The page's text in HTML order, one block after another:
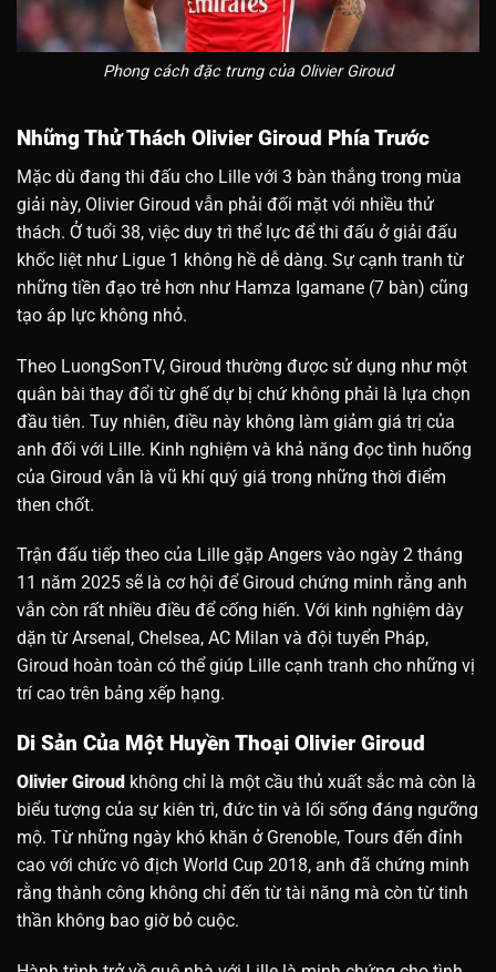
Phong cách đặc trưng của Olivier Giroud
Những Thử Thách Olivier Giroud Phía Trước
Mặc dù đang thi đấu cho Lille với 3 bàn thắng trong mùa
giải này, Olivier Giroud vẫn phải đối mặt với nhiều thử
thách. Ở tuổi 38, việc duy trì thể lực để thi đấu ở giải đấu
khốc liệt như Ligue 1 không hề dễ dàng. Sự cạnh tranh từ
những tiền đạo trẻ hơn như Hamza Igamane (7 bàn) cũng
tạo áp lực không nhỏ.
Theo LuongSonTV, Giroud thường được sử dụng như một
quân bài thay đổi từ ghế dự bị chứ không phải là lựa chọn
đầu tiên. Tuy nhiên, điều này không làm giảm giá trị của
anh đối với Lille. Kinh nghiệm và khả năng đọc tình huống
của Giroud vẫn là vũ khí quý giá trong những thời điểm
then chốt.
Trận đấu tiếp theo của Lille gặp Angers vào ngày 2 tháng
11 năm 2025 sẽ là cơ hội để Giroud chứng minh rằng anh
vẫn còn rất nhiều điều để cống hiến. Với kinh nghiệm dày
dặn từ Arsenal, Chelsea, AC Milan và đội tuyển Pháp,
Giroud hoàn toàn có thể giúp Lille cạnh tranh cho những vị
trí cao trên bảng xếp hạng.
Di Sản Của Một Huyền Thoại Olivier Giroud
Olivier Giroud không chỉ là một cầu thủ xuất sắc mà còn là
biểu tượng của sự kiên trì, đức tin và lối sống đáng ngưỡng
mộ. Từ những ngày khó khăn ở Grenoble, Tours đến đỉnh
cao với chức vô địch World Cup 2018, anh đã chứng minh
rằng thành công không chỉ đến từ tài năng mà còn từ tinh
thần không bao giờ bỏ cuộc.